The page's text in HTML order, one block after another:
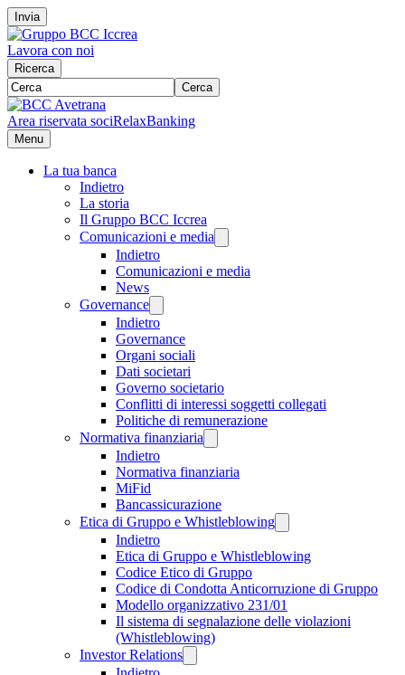
Invia
Lavora con noi
Ricerca
Cerca
Area riservata sociRelaxBanking
Menu
La tua banca
Indietro
La storia
Il Gruppo BCC Iccrea
Comunicazioni e media
Indietro
Comunicazioni e media
News
Governance
Indietro
Governance
Organi sociali
Dati societari
Governo societario
Conflitti di interessi soggetti collegati
Politiche di remunerazione
Normativa finanziaria
Indietro
Normativa finanziaria
MiFid
Bancassicurazione
Etica di Gruppo e Whistleblowing
Indietro
Etica di Gruppo e Whistleblowing
Codice Etico di Gruppo
Codice di Condotta Anticorruzione di Gruppo
Modello organizzativo 231/01
Il sistema di segnalazione delle violazioni
(Whistleblowing)
Investor Relations